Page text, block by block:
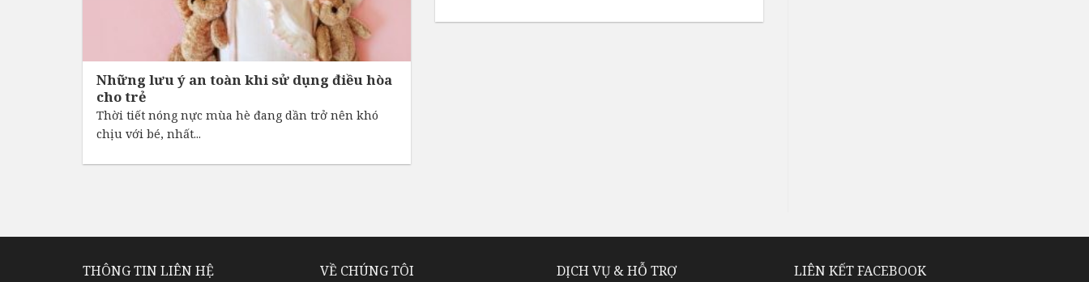
Những lưu ý an toàn khi sử dụng điều hòa
cho trẻ
Thời tiết nóng nực mùa hè đang dần trở nên khó
chịu với bé, nhất...
THÔNG TIN LIÊN HỆ
VỀ CHÚNG TÔI
DỊCH VỤ & HỖ TRỢ
LIÊN KẾT FACEBOOK